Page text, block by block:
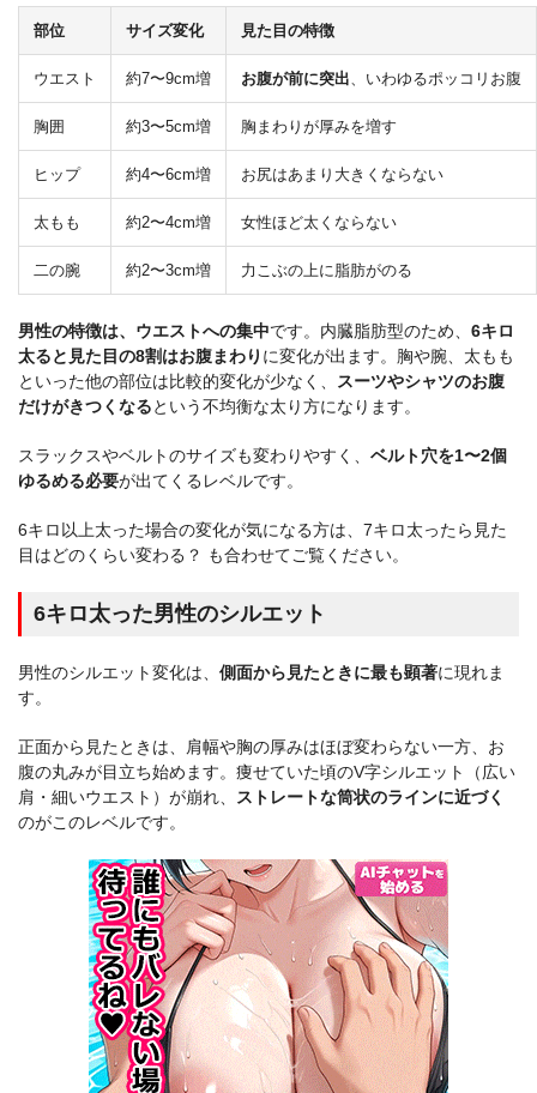
部位 サイズ変化 見た目の特徴
ウエスト 約7〜9cm増 お腹が前に突出、いわゆるポッコリお腹
胸囲 約3〜5cm増 胸まわりが厚みを増す
ヒップ 約4〜6cm増 お尻はあまり大きくならない
太もも 約2〜4cm増 女性ほど太くならない
二の腕 約2〜3cm増 力こぶの上に脂肪がのる
男性の特徴は、ウエストへの集中です。内臓脂肪型のため、 6キロ
太ると見た目の8割はお腹まわり に変化が出ます。胸や腕、太もも
といった他の部位は比較的変化が少なく、
スーツやシャツのお腹
だけがきつくなるという不均衡な太り方になります。
スラックスやベルトのサイズも変わりやすく、 ベルト穴を1〜2個
ゆるめる必要が出てくるレベルです。
6キロ以上太った場合の変化が気になる方は、 7キロ太ったら見た
目はどのくらい変わる？ も合わせてご覧ください。
6キロ太った男性のシルエット
男性のシルエット変化は、 側面から見たときに最も顕著に現れま
す。
正面から見たときは、肩幅や胸の厚みはほぼ変わらない一方、お
腹の丸みが目立ち始めます。痩せていた頃のV字シルエット（広い
肩・細いウエスト）が崩れ、
ストレートな筒状のラインに近づく
のがこのレベルです。